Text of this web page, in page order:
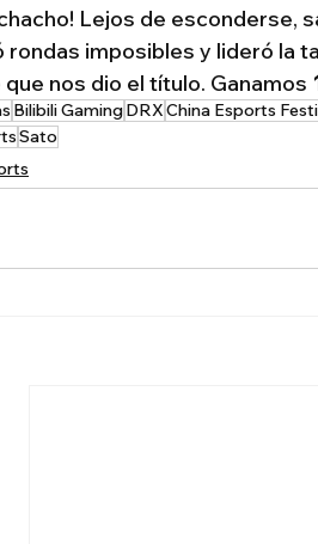
Lejos de esconderse,
rondas imposibles y lideró la
nos dio el título. Ganamos
Bilibili GamingDRXChina Esports
Sato